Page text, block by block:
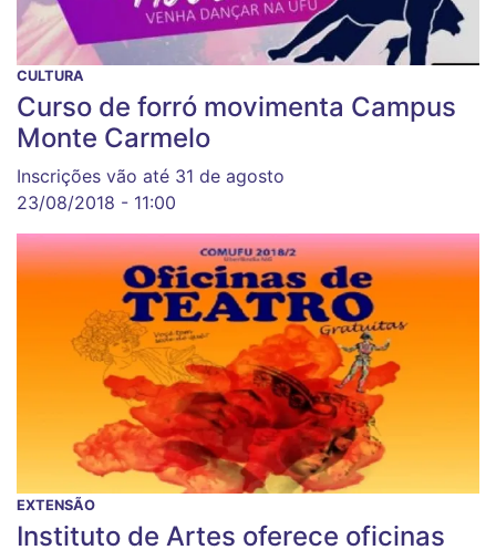
CULTURA
Curso de forró movimenta Campus
Monte Carmelo
Inscrições vão até 31 de agosto
23/08/2018 - 11:00
EXTENSÃO
Instituto de Artes oferece oficinas